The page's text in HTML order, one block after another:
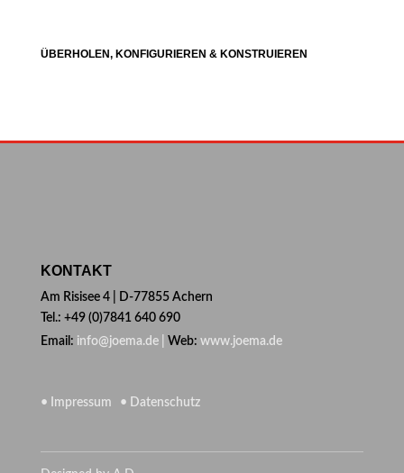
ÜBERHOLEN, KONFIGURIEREN & KONSTRUIEREN
KONTAKT
Am Risisee 4 | D-77855 Achern
Tel.: +49 (0)7841 640 690
Email: info@joema.de | Web: www.joema.de
• Impressum • Datenschutz